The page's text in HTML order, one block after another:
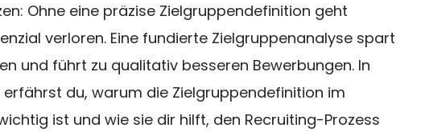
Ohne eine präzise Zielgruppendefinition geht
verloren. Eine fundierte Zielgruppenanalyse spart
und führt zu qualitativ besseren Bewerbungen. In
erfährst du, warum die Zielgruppendefinition im
ist und wie sie dir hilft, den Recruiting-Prozess